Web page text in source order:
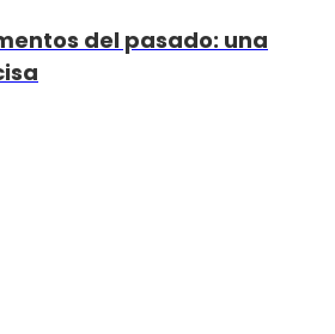
del pasado: una